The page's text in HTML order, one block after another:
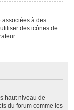
associées à des
des icônes de
haut niveau de
du forum comme les